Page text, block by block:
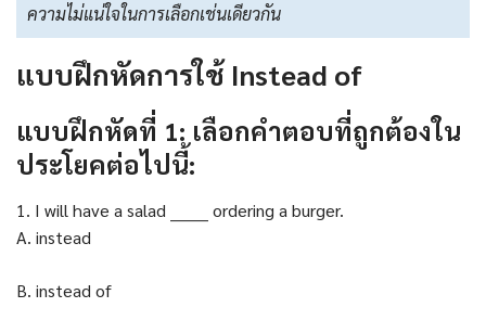
ความไม่แน่ใจในการเลือกเช่นเดียวกัน
แบบฝึกหัดการใช้ Instead of
แบบฝึกหัดที่ 1: เลือกคำตอบที่ถูกต้องใน
ประโยคต่อไปนี้:
1. I will have a salad _______ ordering a burger.
A. instead
B. instead of